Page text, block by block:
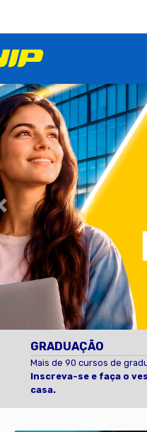
Anterior
GRADUAÇÃO
Mais de 90 cursos de
Inscreva-se e faça o
casa.